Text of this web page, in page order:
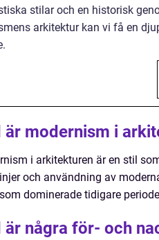
stilar och en historisk
arkitektur kan vi få en
är modernism i
i arkitekturen är en stil
och användning av
dominerade tidigare
är några för- och